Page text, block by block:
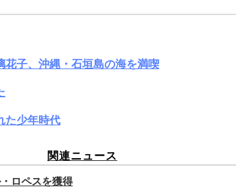
子、沖縄・石垣島の海を満喫
た少年時代
関連ニュース
ロペスを獲得